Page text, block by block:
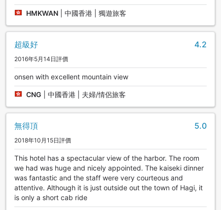
HMKWAN 中國香港 | 獨遊旅客
超級好 4.2
2016年5月14日評價
onsen with excellent mountain view
CNG 中國香港 | 夫婦/情侶旅客
無得頂 5.0
2018年10月15日評價
This hotel has a spectacular view of the harbor. The room
we had was huge and nicely appointed. The kaiseki dinner
was fantastic and the staff were very courteous and
attentive. Although it is just outside out the town of Hagi, it
is only a short cab ride